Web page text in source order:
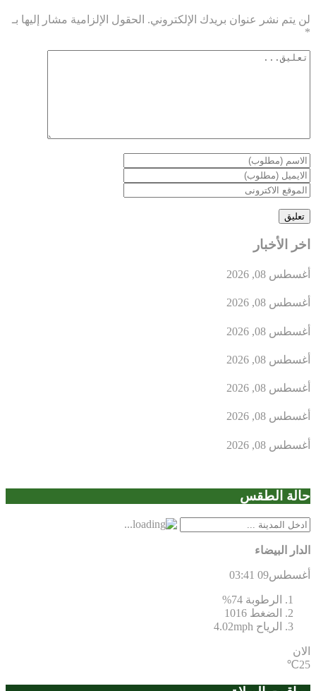
لن يتم نشر عنوان بريدك الإلكتروني. الحقول الإلزامية مشار إليها بـ
*
اخر الأخبار
أغسطس 08, 2026
أغسطس 08, 2026
أغسطس 08, 2026
أغسطس 08, 2026
أغسطس 08, 2026
أغسطس 08, 2026
أغسطس 08, 2026
حالة الطقس
الدار البيضاء
أغسطس09 03:41
الرطوبة 74%
الضغط 1016
الرياح 4.02mph
الان
25℃